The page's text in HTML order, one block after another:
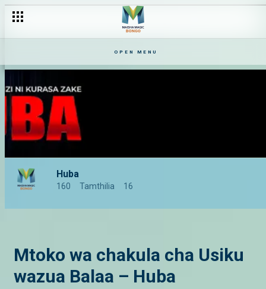
OPEN MENU
Huba
160 Tamthilia 16
Mtoko wa chakula cha Usiku
wazua Balaa – Huba